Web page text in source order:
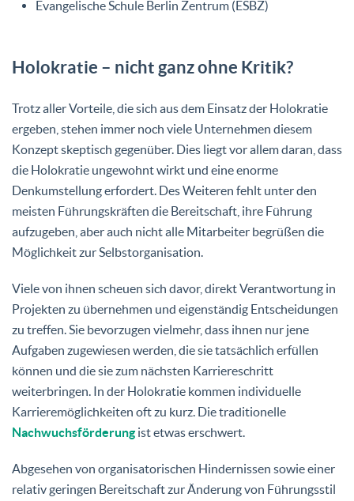
Evangelische Schule Berlin Zentrum (ESBZ)
Holokratie – nicht ganz ohne Kritik?
Trotz aller Vorteile, die sich aus dem Einsatz der Holokratie
ergeben, stehen immer noch viele Unternehmen diesem
Konzept skeptisch gegenüber. Dies liegt vor allem daran, dass
die Holokratie ungewohnt wirkt und eine enorme
Denkumstellung erfordert. Des Weiteren fehlt unter den
meisten Führungskräften die Bereitschaft, ihre Führung
aufzugeben, aber auch nicht alle Mitarbeiter begrüßen die
Möglichkeit zur Selbstorganisation.
Viele von ihnen scheuen sich davor, direkt Verantwortung in
Projekten zu übernehmen und eigenständig Entscheidungen
zu treffen. Sie bevorzugen vielmehr, dass ihnen nur jene
Aufgaben zugewiesen werden, die sie tatsächlich erfüllen
können und die sie zum nächsten Karriereschritt
weiterbringen. In der Holokratie kommen individuelle
Karrieremöglichkeiten oft zu kurz. Die traditionelle
Nachwuchsförderungist etwas erschwert.
Abgesehen von organisatorischen Hindernissen sowie einer
relativ geringen Bereitschaft zur Änderung von Führungsstil